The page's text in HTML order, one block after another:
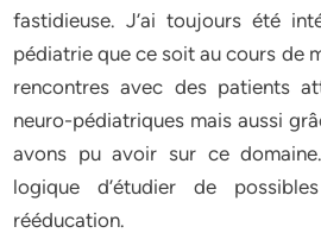
fastidieuse. J’ai toujours été
pédiatrie que ce soit au cours de
rencontres avec des patients
neuro-pédiatriques mais aussi
avons pu avoir sur ce
logique d’étudier de
rééducation.